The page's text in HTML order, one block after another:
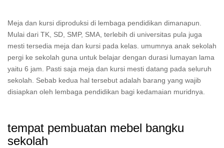
Meja dan kursi diproduksi di lembaga pendidikan dimanapun.
Mulai dari TK, SD, SMP, SMA, terlebih di universitas pula juga
mesti tersedia meja dan kursi pada kelas. umumnya anak sekolah
pergi ke sekolah guna untuk belajar dengan durasi lumayan lama
yaitu 6 jam. Pasti saja meja dan kursi mesti datang pada seluruh
sekolah. Sebab kedua hal tersebut adalah barang yang wajib
disiapkan oleh lembaga pendidikan bagi kedamaian muridnya.
tempat pembuatan mebel bangku
sekolah